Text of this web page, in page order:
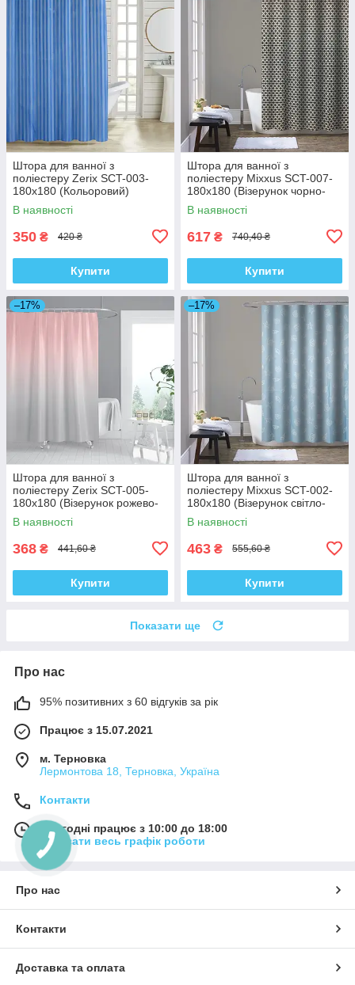
Штора для ванної з
поліестеру Zerix SCT-003-
180x180 (Кольоровий)
(ZX4994)
В наявності
350 ₴ 420 ₴
Купити
Штора для ванної з
поліестеру Mixxus SCT-007-
180x180 (Візерунок чорно-
білий) (AC0648)
В наявності
617 ₴ 740,40 ₴
Купити
–17%
Штора для ванної з
поліестеру Zerix SCT-005-
180x180 (Візерунок рожево-
сірий) (ZX4989)
В наявності
368 ₴ 441,60 ₴
Купити
–17%
Штора для ванної з
поліестеру Mixxus SCT-002-
180x180 (Візерунок світло-
синій) (AC0649)
В наявності
463 ₴ 555,60 ₴
Купити
Показати ще
Про нас
95% позитивних з 60 відгуків за рік
Працює з 15.07.2021
м. Терновка
Лермонтова 18, Терновка, Україна
Контакти
Сьогодні працює з 10:00 до 18:00
Показати весь графік роботи
Про нас
Контакти
Доставка та оплата